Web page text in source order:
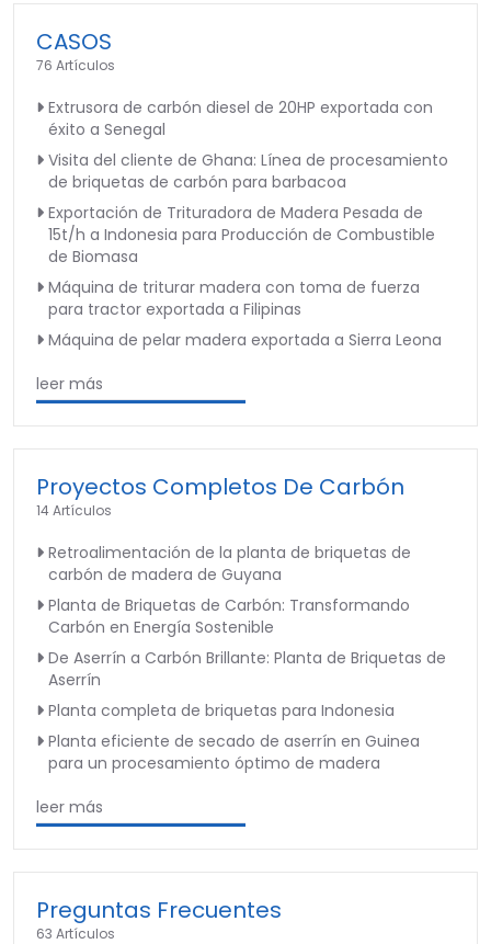
CASOS
76 Artículos
Extrusora de carbón diesel de 20HP exportada con
éxito a Senegal
Visita del cliente de Ghana: Línea de procesamiento
de briquetas de carbón para barbacoa
Exportación de Trituradora de Madera Pesada de
15t/h a Indonesia para Producción de Combustible
de Biomasa
Máquina de triturar madera con toma de fuerza
para tractor exportada a Filipinas
Máquina de pelar madera exportada a Sierra Leona
leer más
Proyectos Completos De Carbón
14 Artículos
Retroalimentación de la planta de briquetas de
carbón de madera de Guyana
Planta de Briquetas de Carbón: Transformando
Carbón en Energía Sostenible
De Aserrín a Carbón Brillante: Planta de Briquetas de
Aserrín
Planta completa de briquetas para Indonesia
Planta eficiente de secado de aserrín en Guinea
para un procesamiento óptimo de madera
leer más
Preguntas Frecuentes
63 Artículos